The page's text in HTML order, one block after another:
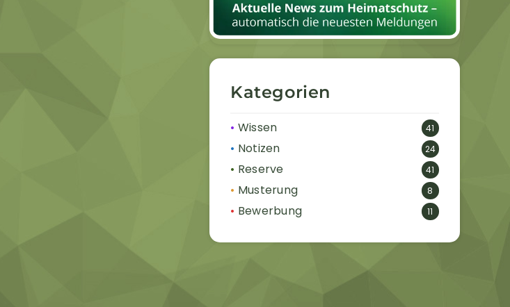
Kategorien
Wissen 41
Notizen 24
Reserve 41
Musterung 8
Bewerbung 11